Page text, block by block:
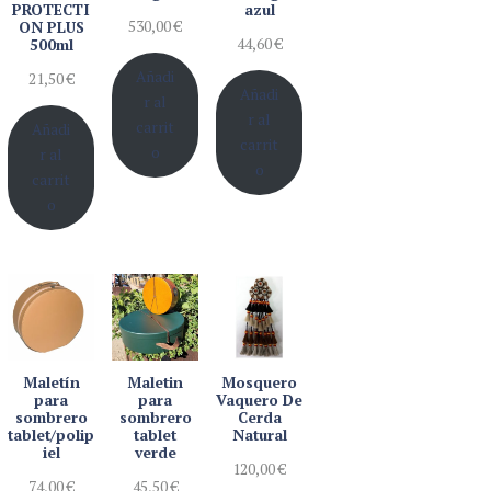
PROTECTI
ON PLUS
500ml
21,50€
Añadi
r al
carrit
o
530,00€
Añadi
r al
carrit
o
azul
44,60€
Añadi
r al
carrit
o
Maletín
para
sombrero
tablet/polip
iel
74,00€
Maletin
para
sombrero
tablet
verde
45,50€
Mosquero
Vaquero De
Cerda
Natural
120,00€